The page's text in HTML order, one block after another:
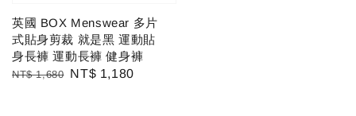
英國 BOX Menswear 多片
式貼身剪裁 就是黑 運動貼
身長褲 運動長褲 健身褲
Regular
NT$ 1,680 Sale
NT$ 1,180